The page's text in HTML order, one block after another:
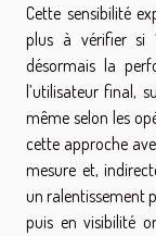
Cette sensibilité
plus à vérifier si
désormais la
l’utilisateur final,
même selon les
cette approche
mesure et,
un ralentissement
puis en visibilité